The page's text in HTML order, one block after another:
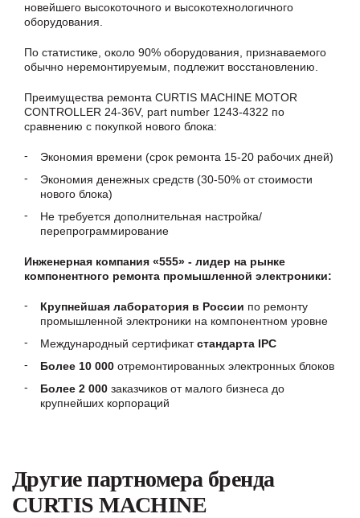
новейшего высокоточного и высокотехнологичного
оборудования.
По статистике, около 90% оборудования, признаваемого
обычно неремонтируемым, подлежит восстановлению.
Преимущества ремонта CURTIS MACHINE MOTOR
CONTROLLER 24-36V, part number 1243-4322 по
сравнению с покупкой нового блока:
Экономия времени (срок ремонта 15-20 рабочих дней)
Экономия денежных средств (30-50% от стоимости
нового блока)
Не требуется дополнительная настройка/
перепрограммирование
Инженерная компания «555» - лидер на рынке
компонентного ремонта промышленной электроники:
Крупнейшая лаборатория в России по ремонту
промышленной электроники на компонентном уровне
Международный сертификатстандарта IPC
Более 10 000 отремонтированных электронных блоков
Более 2 000 заказчиков от малого бизнеса до
крупнейших корпораций
Другие партномера бренда
CURTIS MACHINE